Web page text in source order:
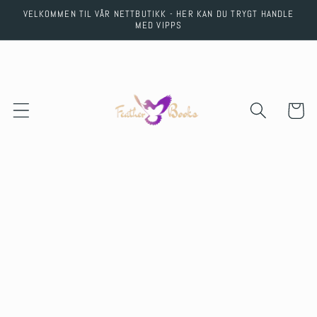
Skip to
VELKOMMEN TIL VÅR NETTBUTIKK - HER KAN DU TRYGT HANDLE
MED VIPPS
Cart